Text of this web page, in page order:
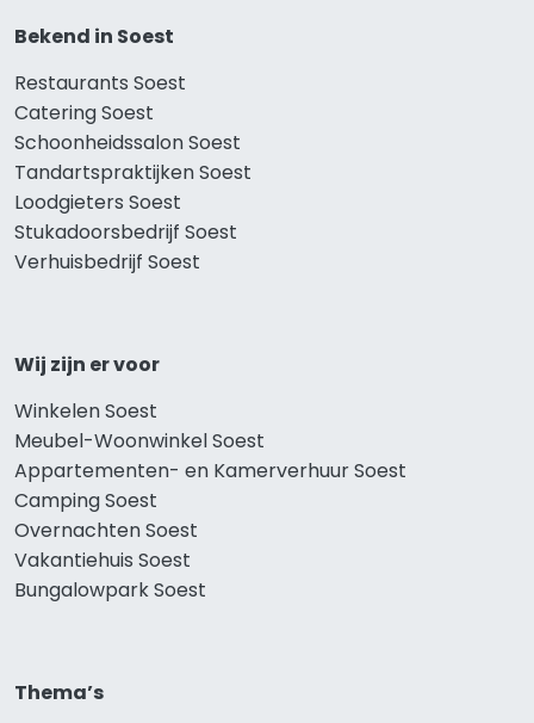
Bekend in Soest
Restaurants Soest
Catering Soest
Schoonheidssalon Soest
Tandartspraktijken Soest
Loodgieters Soest
Stukadoorsbedrijf Soest
Verhuisbedrijf Soest
Wij zijn er voor
Winkelen Soest
Meubel-Woonwinkel Soest
Appartementen- en Kamerverhuur Soest
Camping Soest
Overnachten Soest
Vakantiehuis Soest
Bungalowpark Soest
Thema’s